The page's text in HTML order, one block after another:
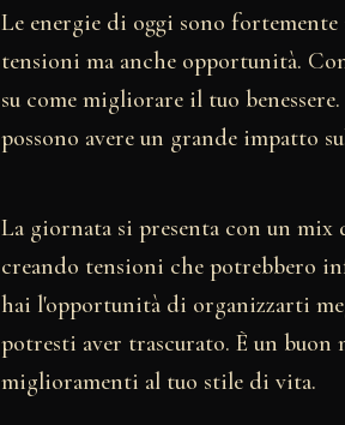
Le energie di oggi sono
tensioni ma anche opportunità.
su come migliorare il tuo
possono avere un grande impatto
La giornata si presenta con un
creando tensioni che potrebbero
hai l'opportunità di organizzarti
potresti aver trascurato. È un
miglioramenti al tuo stile di vita.